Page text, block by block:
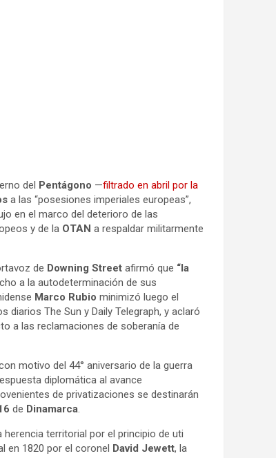
del Pentágono —filtrado en abril por la
a las “posesiones imperiales europeas”,
en el marco del deterioro de las
y de la OTAN a respaldar militarmente
de Downing Street afirmó que “la
a la autodeterminación de sus
Marco Rubio minimizó luego el
diarios The Sun y Daily Telegraph, y aclaró
a las reclamaciones de soberanía de
motivo del 44° aniversario de la guerra
diplomática al avance
de privatizaciones se destinarán
de Dinamarca.
territorial por el principio de uti
en 1820 por el coronel David Jewett, la